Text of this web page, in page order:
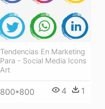
Tendencias En Marketing
Para - Social Media Icons
Art
800*800 4 1